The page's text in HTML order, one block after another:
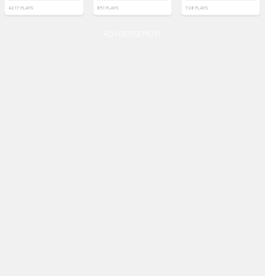
4217 PLAYS 851 PLAYS 728 PLAYS